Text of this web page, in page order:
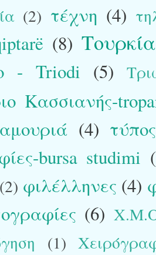
(2) τέχνη (4)
(8) Τουρκία
- Triodi (5)
Κασσιανής-
(4) τύπος
bursa studimi
(2) φιλέλληνες (4)
(6)
(1)